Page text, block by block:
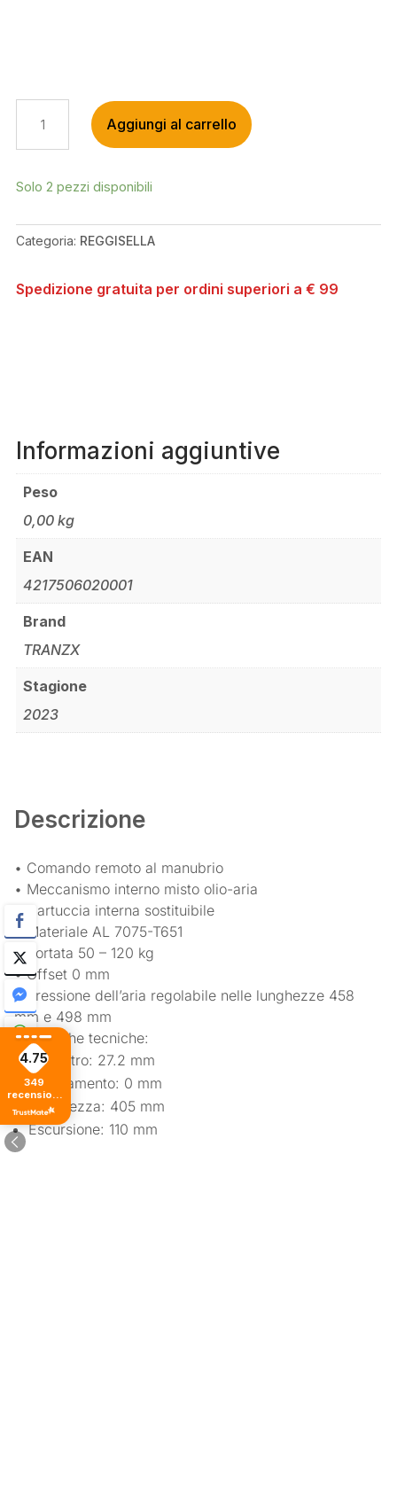
REGGISELLA
TELESCOPICO
INTERNO
27.2
X
MM
ESCURSIONE
Aggiungi al carrello
Solo 2 pezzi disponibili
Categoria: REGGISELLA
Spedizione gratuita per ordini superiori a € 99
Informazioni aggiuntive
Peso
0,00 kg
EAN
4217506020001
Brand
TRANZX
Stagione
2023
Descrizione
• Comando remoto al manubrio
• Meccanismo interno misto olio-aria
• Cartuccia interna sostituibile
• Materiale AL 7075-T651
• Portata 50 – 120 kg
• Offset 0 mm
• Pressione dell’aria regolabile nelle lunghezze 458
mm e 498 mm
Specifiche tecniche:
Diametro: 27.2 mm
Arretramento: 0 mm
Lunghezza: 405 mm
Escursione: 110 mm
4.75
349
recensioni
di tutti i